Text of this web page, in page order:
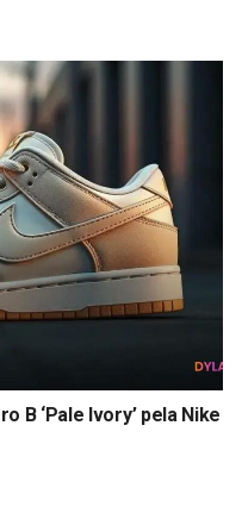
B ‘Pale Ivory’ pela Nike